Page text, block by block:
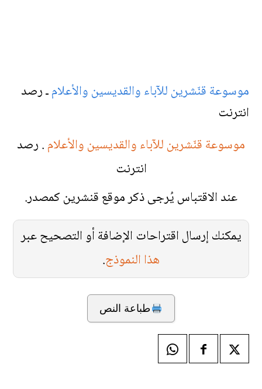
موسوعة قنّشرين للآباء والقديسين والأعلامـ رصد
انترنت
موسوعة قنّشرين للآباء والقديسين والأعلام. رصد
انترنت
عند الاقتباس يُرجى ذكر موقع قنشرين كمصدر.
يمكنك إرسال اقتراحات الإضافة أو التصحيح عبر
هذا النموذج.
طباعة النص